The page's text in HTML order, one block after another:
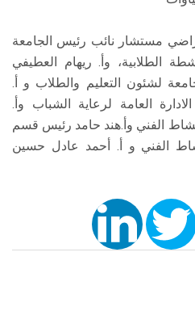
مستشار نائب رئيس الجامعة
الطلابية، وأ. ريهام العطيفي
لشئون التعليم والطلاب و أ.
العامة لرعاية الشباب وأ.
الفني وأ.هند حامد رئيس قسم
الفني و أ. أحمد عادل حسين